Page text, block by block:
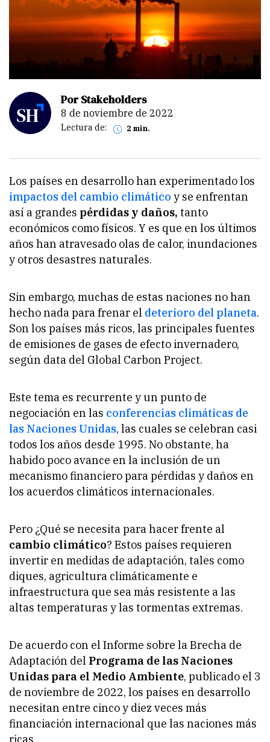
Por Stakeholders
8 de noviembre de 2022
Lectura de: 2 min.
Los países en desarrollo han experimentado los
impactos del cambio climático y se enfrentan
así a grandes pérdidas y daños, tanto
económicos como físicos. Y es que en los últimos
años han atravesado olas de calor, inundaciones
y otros desastres naturales.
Sin embargo, muchas de estas naciones no han
hecho nada para frenar el deterioro del planeta.
Son los países más ricos, las principales fuentes
de emisiones de gases de efecto invernadero,
según data del Global Carbon Project.
Este tema es recurrente y un punto de
negociación en las conferencias climáticas de
las Naciones Unidas, las cuales se celebran casi
todos los años desde 1995. No obstante, ha
habido poco avance en la inclusión de un
mecanismo financiero para pérdidas y daños en
los acuerdos climáticos internacionales.
Pero ¿Qué se necesita para hacer frente al
cambio climático? Estos países requieren
invertir en medidas de adaptación, tales como
diques, agricultura climáticamente e
infraestructura que sea más resistente a las
altas temperaturas y las tormentas extremas.
De acuerdo con el Informe sobre la Brecha de
Adaptación del Programa de las Naciones
Unidas para el Medio Ambiente, publicado el 3
de noviembre de 2022, los países en desarrollo
necesitan entre cinco y diez veces más
financiación internacional que las naciones más